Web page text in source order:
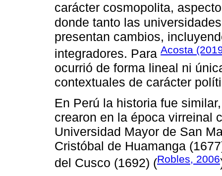
carácter cosmopolita,
donde tanto las
presentan cambios,
integradores. Para Acosta
ocurrió de forma lineal ni
contextuales de carácter
En Perú la historia fue
crearon en la época virreinal
Universidad Mayor de San
Cristóbal de Huamanga
del Cusco (1692) (Robles, 2006